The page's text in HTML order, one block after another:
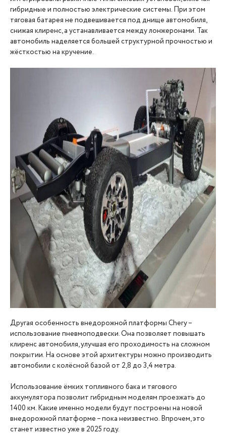
гибридные и полностью электрические системы. При этом
тяговая батарея не подвешивается под днище автомобиля,
снижая клиренс, а устанавливается между лонжеронами. Так
автомобиль наделяется большей структурной прочностью и
жёсткостью на кручение.
Другая особенность внедорожной платформы Chery –
использование пневмоподвески. Она позволяет повышать
клиренс автомобиля, улучшая его проходимость на сложном
покрытии. На основе этой архитектуры можно производить
автомобили с колёсной базой от 2,8 до 3,4 метра.
Использование ёмких топливного бака и тягового
аккумулятора позволит гибридным моделям проезжать до
1400 км. Какие именно модели будут построены на новой
внедорожной платформе – пока неизвестно. Впрочем, это
станет известно уже в 2025 году.